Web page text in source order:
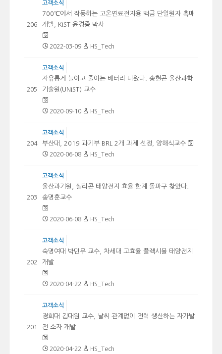
206
고객소식
700℃에서 작동하는 고온연료전지용 백금 단일원자 촉매
개발, KIST 윤경중 박사
2022-03-09 HS_Tech
205
고객소식
자유롭게 늘이고 줄이는 배터리 나왔다. 송현곤 울산과학
기술원(UNIST) 교수
2020-09-10 HS_Tech
204
고객소식
부산대, 2019 과기부 BRL 2개 과제 선정, 양해식교수
2020-06-08 HS_Tech
203
고객소식
울산과기원, 실리콘 태양전지 효율 한계 돌파구 찾았다.
송명훈교수
2020-06-08 HS_Tech
202
고객소식
숙명여대 박민우 교수, 차세대 고효율 플렉시블 태양전지
개발
2020-04-22 HS_Tech
201
고객소식
경희대 김대원 교수, 날씨 관계없이 전력 생산하는 자가발
전 소자 개발
2020-04-22 HS_Tech